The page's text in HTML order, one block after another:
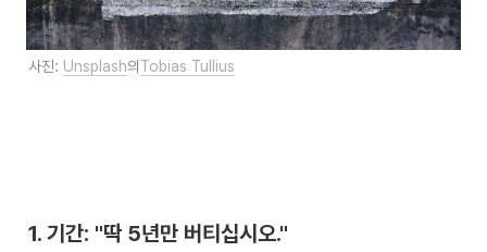
사진: Unsplash의 Tobias Tullius
1. 기간: "딱 5년만 버티십시오."